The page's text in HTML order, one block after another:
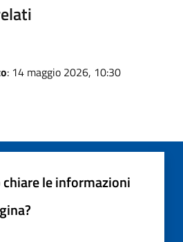
: 14 maggio 2026, 10:30
le informazioni